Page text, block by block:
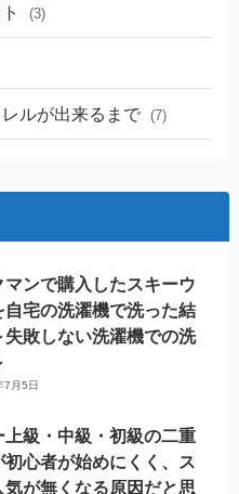
(3)
レルが出来るまで (7)
マンで購入したスキーウ
自宅の洗濯機で洗った結
敗しない洗濯機での洗
7月5日
上級・中級・初級の二重
初心者が始めにくく、ス
気が無くなる原因だと思